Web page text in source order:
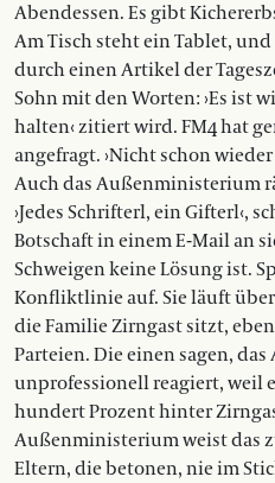
Abendessen. Es gibt
Am Tisch steht ein Tablet,
durch einen Artikel der
Sohn mit den Worten: ›Es ist
halten‹ zitiert wird. FM4 hat
angefragt. ›Nicht schon
Auch das Außenministerium
›Jedes Schrifterl, ein Gifterl‹,
Botschaft in einem E-Mail an
Schweigen keine Lösung ist.
Konfliktlinie auf. Sie läuft
die Familie Zirngast sitzt,
Parteien. Die einen sagen,
unprofessionell reagiert, weil
hundert Prozent hinter
Außenministerium weist das
Eltern, die betonen, nie im